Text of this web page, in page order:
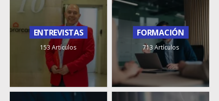
ENTREVISTAS
153 Artículos
FORMACIÓN
713 Artículos